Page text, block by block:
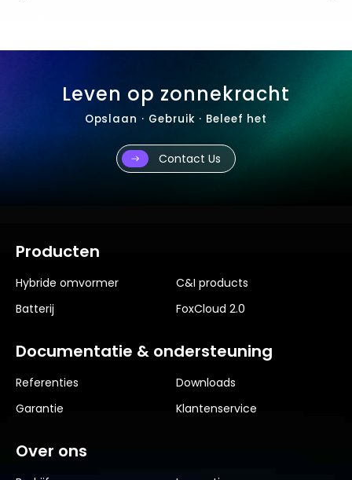
Leven op zonnekracht
Opslaan · Gebruik · Beleef het
Contact Us
Producten
Hybride omvormer
C&I products
Batterij
FoxCloud 2.0
Documentatie & ondersteuning
Referenties
Downloads
Garantie
Klantenservice
Over ons